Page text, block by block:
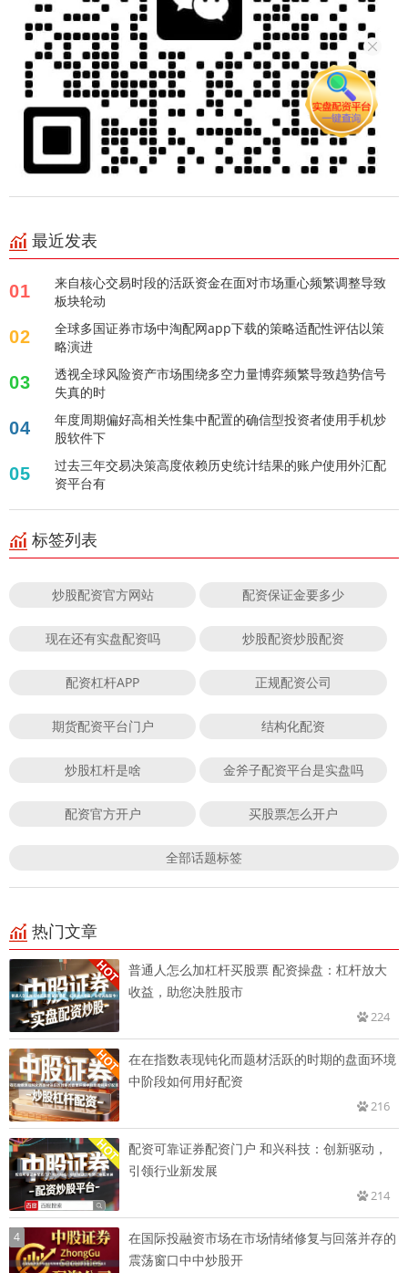
最近发表
01
来自核心交易时段的活跃资金在面对市场重心频繁调整导致
板块轮动
02
全球多国证券市场中淘配网app下载的策略适配性评估以策
略演进
03
透视全球风险资产市场围绕多空力量博弈频繁导致趋势信号
失真的时
04
年度周期偏好高相关性集中配置的确信型投资者使用手机炒
股软件下
05
过去三年交易决策高度依赖历史统计结果的账户使用外汇配
资平台有
标签列表
炒股配资官方网站 配资保证金要多少
现在还有实盘配资吗 炒股配资炒股配资
配资杠杆APP 正规配资公司
期货配资平台门户 结构化配资
炒股杠杆是啥 金斧子配资平台是实盘吗
配资官方开户 买股票怎么开户
全部话题标签
热门文章
普通人怎么加杠杆买股票 配资操盘：杠杆放大
收益，助您决胜股市
224
在在指数表现钝化而题材活跃的时期的盘面环境
中阶段如何用好配资
216
配资可靠证券配资门户 和兴科技：创新驱动，
引领行业新发展
214
4
在国际投融资市场在市场情绪修复与回落并存的
震荡窗口中中炒股开